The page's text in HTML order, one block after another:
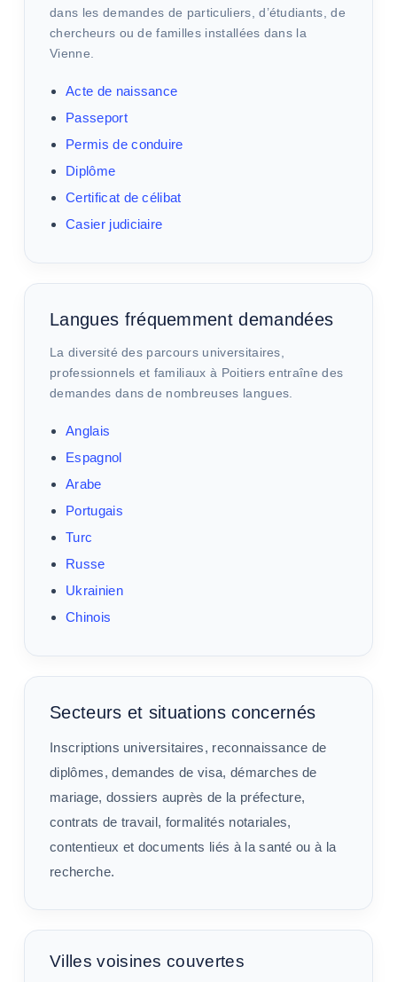
dans les demandes de particuliers, d’étudiants, de
chercheurs ou de familles installées dans la
Vienne.
Acte de naissance
Passeport
Permis de conduire
Diplôme
Certificat de célibat
Casier judiciaire
Langues fréquemment demandées
La diversité des parcours universitaires,
professionnels et familiaux à Poitiers entraîne des
demandes dans de nombreuses langues.
Anglais
Espagnol
Arabe
Portugais
Turc
Russe
Ukrainien
Chinois
Secteurs et situations concernés
Inscriptions universitaires, reconnaissance de
diplômes, demandes de visa, démarches de
mariage, dossiers auprès de la préfecture,
contrats de travail, formalités notariales,
contentieux et documents liés à la santé ou à la
recherche.
Villes voisines couvertes